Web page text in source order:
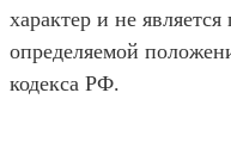
характер и не
определяемой
кодекса РФ.